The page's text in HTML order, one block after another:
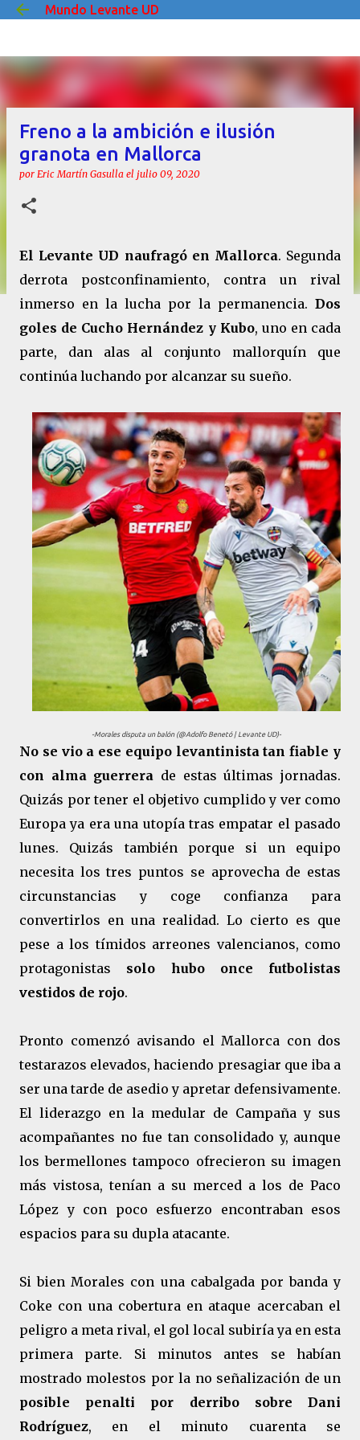
Ir al contenido principal
Mundo Levante UD
Freno a la ambición e ilusión
granota en Mallorca
por Eric Martín Gasulla el julio 09, 2020
El Levante UD naufragó en Mallorca. Segunda
derrota postconfinamiento, contra un rival
inmerso en la lucha por la permanencia. Dos
goles de Cucho Hernández y Kubo, uno en cada
parte, dan alas al conjunto mallorquín que
continúa luchando por alcanzar su sueño.
-Morales disputa un balón (@Adolfo Benetó | Levante UD)-
No se vio a ese equipo levantinista tan fiable y
con alma guerrera de estas últimas jornadas.
Quizás por tener el objetivo cumplido y ver como
Europa ya era una utopía tras empatar el pasado
lunes. Quizás también porque si un equipo
necesita los tres puntos se aprovecha de estas
circunstancias y coge confianza para
convertirlos en una realidad. Lo cierto es que
pese a los tímidos arreones valencianos, como
protagonistas solo hubo once futbolistas
vestidos de rojo.
Pronto comenzó avisando el Mallorca con dos
testarazos elevados, haciendo presagiar que iba a
ser una tarde de asedio y apretar defensivamente.
El liderazgo en la medular de Campaña y sus
acompañantes no fue tan consolidado y, aunque
los bermellones tampoco ofrecieron su imagen
más vistosa, tenían a su merced a los de Paco
López y con poco esfuerzo encontraban esos
espacios para su dupla atacante.
Si bien Morales con una cabalgada por banda y
Coke con una cobertura en ataque acercaban el
peligro a meta rival, el gol local subiría ya en esta
primera parte. Si minutos antes se habían
mostrado molestos por la no señalización de un
posible penalti por derribo sobre Dani
Rodríguez, en el minuto cuarenta se